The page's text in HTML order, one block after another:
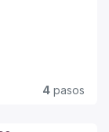
4 pasos